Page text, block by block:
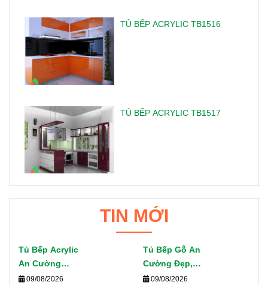
TỦ BẾP ACRYLIC TB1516
TỦ BẾP ACRYLIC TB1517
TIN MỚI
Tủ Bếp Acrylic
An Cường
Đẹp, Hiện Đại
09/08/2026
Tủ Bếp Gỗ An
Cường Đẹp,
Hiện Đại –
09/08/2026